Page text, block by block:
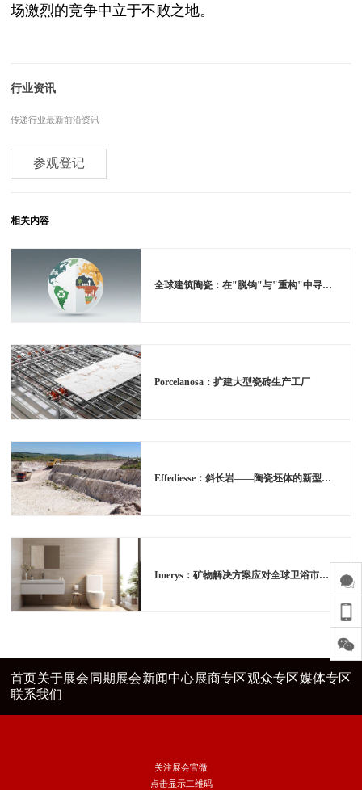
行业资讯
传递行业最新前沿资讯
参观登记
相关内容
全球建筑陶瓷：在"脱钩"与"重构"中寻找新航向
Porcelanosa：扩建大型瓷砖生产工厂
Effediesse：斜长岩——陶瓷坯体的新型原材料
Imerys：矿物解决方案应对全球卫浴市场不断演变的挑战
场激烈的竞争中立于不败之地。
首页关于展会 同期展会新闻中心展商专区观众专区媒体专区
联系我们
关注展会官微
点击显示二维码